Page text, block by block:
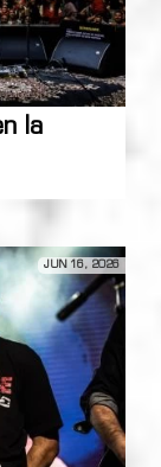
la
JUN 16, 2026